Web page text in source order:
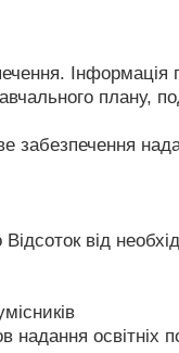
Інформація
плану,
забезпечення
Відсоток від
надання освітніх